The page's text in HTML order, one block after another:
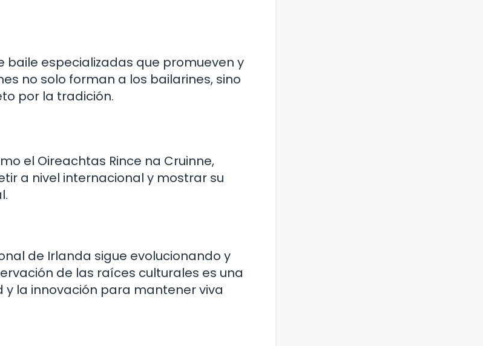
baile especializadas que promueven y
no solo forman a los bailarines, sino
por la tradición.
el Oireachtas Rince na Cruinne,
a nivel internacional y mostrar su
de Irlanda sigue evolucionando y
de las raíces culturales es una
la innovación para mantener viva